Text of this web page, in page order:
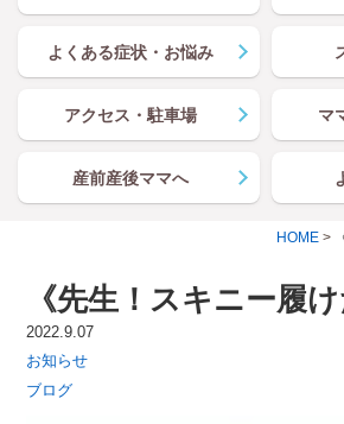
よくある症状・お悩み
アクセス・駐車場 マ
産前産後ママへ
HOME >
《先生！スキニー履け
2022.9.07
お知らせ
ブログ